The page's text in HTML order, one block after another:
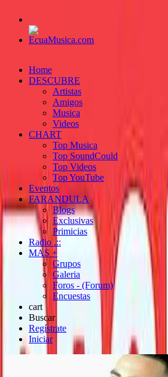
Home
DESCUBRE
Artistas
Amigos
Musica
Videos
CHART
Top Musica
Top SoundCould
Top Videos
Top YouTube
Eventos
FARANDULA
Blogs
Exclusivas
Primicias
Radio .::
MAS +
Grupos
Galeria
Foros - (Forum)
Encuestas
cart
Buscar
Regístrate
Iniciar